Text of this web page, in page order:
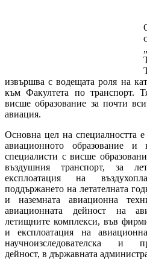
извършва с водещата роля на
към Факултета по транспорт.
висше образование за почти
авиация.
Основна цел на специалността
авиационното образование и
специалисти с висше
въздушния транспорт, за
експлоатация на
поддържането на летателната
и наземната авиационна
авиационната дейност на
летищните комплекси, във
и експлоатация на
научноизследователска и
дейност, в държавната